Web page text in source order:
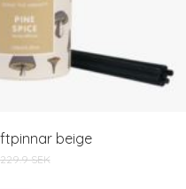
beige
229.9 SEK